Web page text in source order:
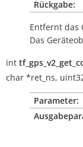
Rückgabe:
Entfernt das
Das
int
char *ret_ns,
Parameter: